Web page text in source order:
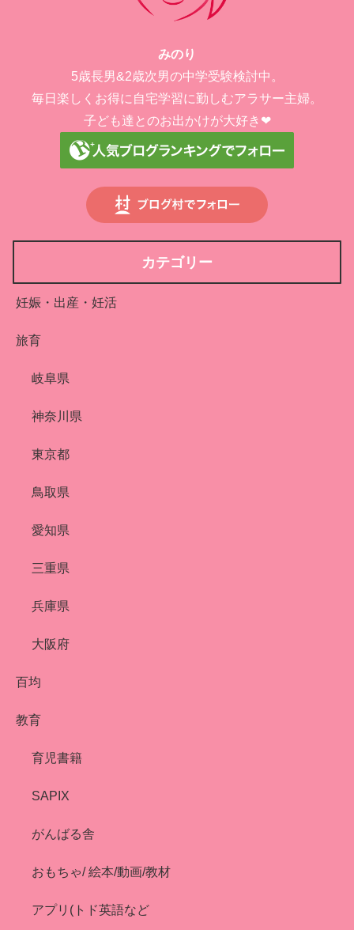
みのり
5歳長男&2歳次男の中学受験検討中。
毎日楽しくお得に自宅学習に勤しむアラサー主婦。
子ども達とのお出かけが大好き❤︎
カテゴリー
妊娠・出産・妊活
旅育
岐阜県
神奈川県
東京都
鳥取県
愛知県
三重県
兵庫県
大阪府
百均
教育
育児書籍
SAPIX
がんばる舎
おもちゃ/ 絵本/動画/教材
アプリ(トド英語など